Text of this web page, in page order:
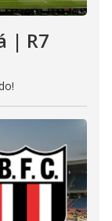
| R7